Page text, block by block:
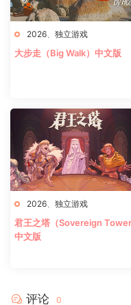
2026 独立游戏
大步走（Big Walk）中文版
2026 独立游戏
君王之塔（Sovereign Tower
中文版
评论 0